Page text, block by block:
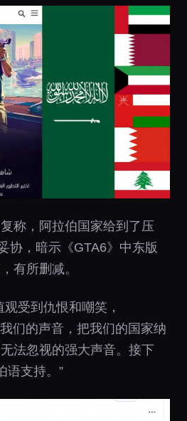
称，阿拉伯国家给到了压
协，暗示《GTA6》中东版
有所删减。
受到仇恨和嘲笑，
们的声音，把我们的国家纳
法忽视的强大声音。接下
语支持。”